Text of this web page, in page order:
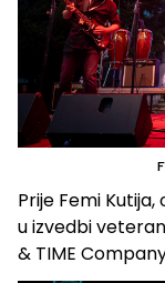
Prije Femi
u izvedbi
& TIME